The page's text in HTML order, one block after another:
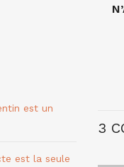
3
est un
est la seule